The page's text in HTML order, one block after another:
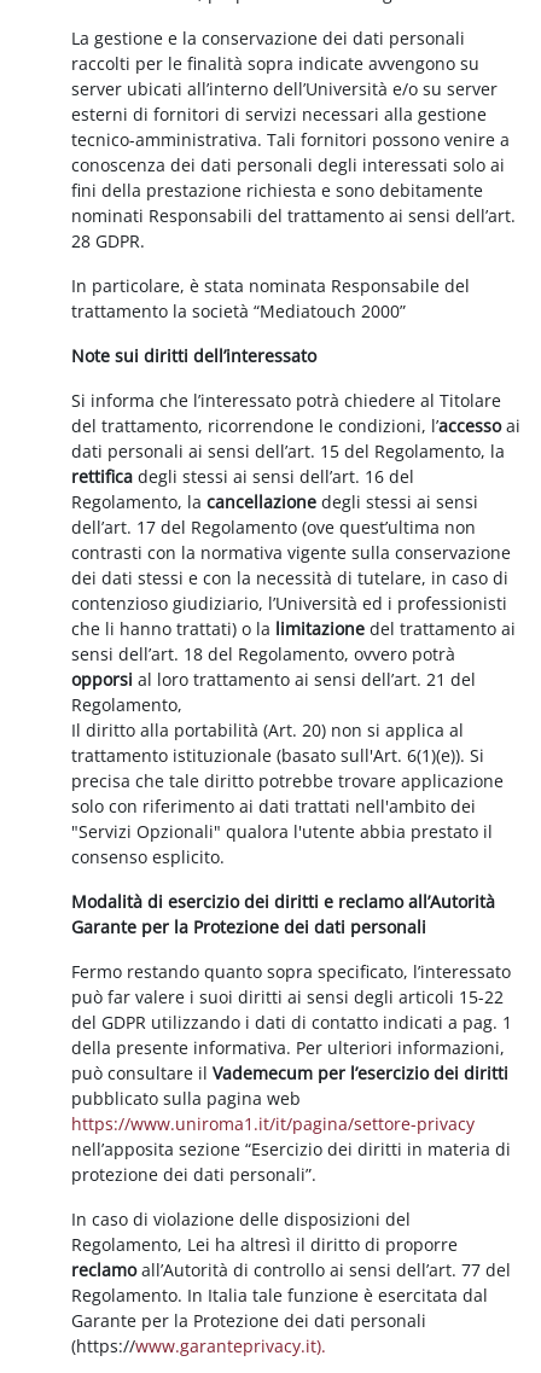
La gestione e la conservazione dei dati personali
raccolti per le finalità sopra indicate avvengono su
server ubicati all’interno dell’Università e/o su server
esterni di fornitori di servizi necessari alla gestione
tecnico-amministrativa. Tali fornitori possono venire a
conoscenza dei dati personali degli interessati solo ai
fini della prestazione richiesta e sono debitamente
nominati Responsabili del trattamento ai sensi dell’art.
28 GDPR.
In particolare, è stata nominata Responsabile del
trattamento la società “Mediatouch 2000”
Note sui diritti dell’interessato
Si informa che l’interessato potrà chiedere al Titolare
del trattamento, ricorrendone le condizioni, l’accessoai
dati personali ai sensi dell’art. 15 del Regolamento, la
rettificadegli stessi ai sensi dell’art. 16 del
Regolamento, lacancellazione degli stessi ai sensi
dell’art. 17 del Regolamento (ove quest’ultima non
contrasti con la normativa vigente sulla conservazione
dei dati stessi e con la necessità di tutelare, in caso di
contenzioso giudiziario, l’Università ed i professionisti
che li hanno trattati) o la limitazione del trattamento ai
sensi dell’art. 18 del Regolamento, ovvero potrà
opporsi al loro trattamento ai sensi dell’art. 21 del
Regolamento,
Il diritto alla portabilità (Art. 20) non si applica al
trattamento istituzionale (basato sull'Art. 6(1)(e)). Si
precisa che tale diritto potrebbe trovare applicazione
solo con riferimento ai dati trattati nell'ambito dei
"Servizi Opzionali" qualora l'utente abbia prestato il
consenso esplicito.
Modalità di esercizio dei diritti e reclamo all’Autorità
Garante per la Protezione dei dati personali
Fermo restando quanto sopra specificato, l’interessato
può far valere i suoi diritti ai sensi degli articoli 15-22
del GDPR utilizzando i dati di contatto indicati a pag. 1
della presente informativa. Per ulteriori informazioni,
può consultare ilVademecum per l’esercizio dei diritti
pubblicato sulla pagina web
https://www.uniroma1.it/it/pagina/settore-privacy
nell’apposita sezione “Esercizio dei diritti in materia di
protezione dei dati personali”.
In caso di violazione delle disposizioni del
Regolamento, Lei ha altresì il diritto di proporre
reclamoall’Autorità di controllo ai sensi dell’art. 77 del
Regolamento. In Italia tale funzione è esercitata dal
Garante per la Protezione dei dati personali
(https://www.garanteprivacy.it).